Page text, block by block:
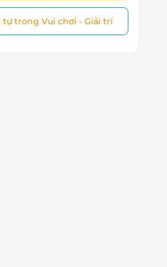
trong Vui chơi - Giải trí